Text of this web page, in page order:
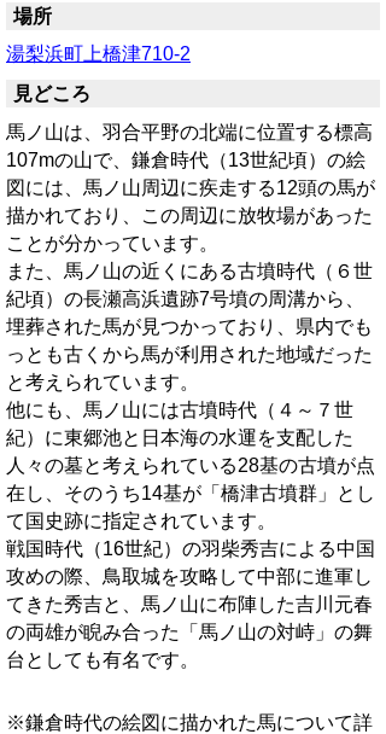
場所
湯梨浜町上橋津710-2
見どころ
馬ノ山は、羽合平野の北端に位置する標高
107mの山で、鎌倉時代（13世紀頃）の絵
図には、馬ノ山周辺に疾走する12頭の馬が
描かれており、この周辺に放牧場があった
ことが分かっています。
また、馬ノ山の近くにある古墳時代（６世
紀頃）の長瀬高浜遺跡7号墳の周溝から、
埋葬された馬が見つかっており、県内でも
っとも古くから馬が利用された地域だった
と考えられています。
他にも、馬ノ山には古墳時代（４～７世
紀）に東郷池と日本海の水運を支配した
人々の墓と考えられている28基の古墳が点
在し、そのうち14基が「橋津古墳群」とし
て国史跡に指定されています。
戦国時代（16世紀）の羽柴秀吉による中国
攻めの際、鳥取城を攻略して中部に進軍し
てきた秀吉と、馬ノ山に布陣した吉川元春
の両雄が睨み合った「馬ノ山の対峙」の舞
台としても有名です。
※鎌倉時代の絵図に描かれた馬について詳